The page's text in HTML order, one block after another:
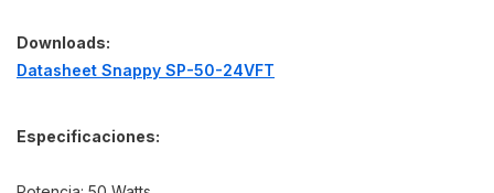
Downloads:
Datasheet Snappy SP-50-24VFT
Especificaciones: